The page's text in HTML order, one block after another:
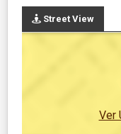
Street View
Ver